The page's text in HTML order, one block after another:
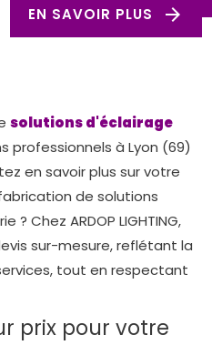
EN SAVOIR PLUS arrow_forward
solutions d'éclairage
professionnels à Lyon (69)
en savoir plus sur votre
de solutions
? Chez ARDOP LIGHTING,
sur-mesure, reflétant la
tout en respectant
prix pour votre